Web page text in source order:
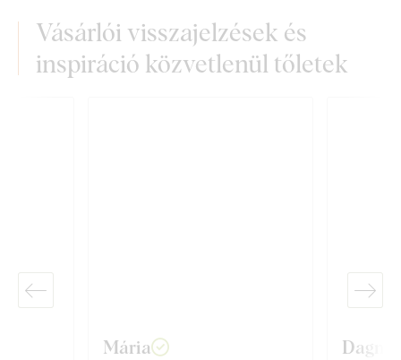
Vásárlói visszajelzések és
inspiráció közvetlenül tőletek
Mária